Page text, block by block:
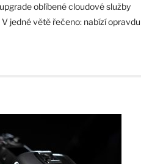
oblíbené cloudové služby
jedné větě řečeno: nabízí opravdu